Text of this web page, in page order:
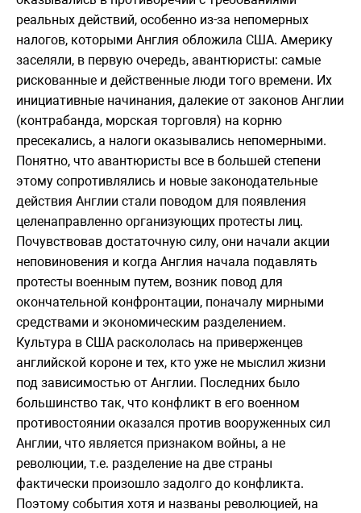
реальных действий, особенно из-за непомерных
налогов, которыми Англия обложила США. Америку
заселяли, в первую очередь, авантюристы: самые
рискованные и действенные люди того времени. Их
инициативные начинания, далекие от законов Англии
(контрабанда, морская торговля) на корню
пресекались, а налоги оказывались непомерными.
Понятно, что авантюристы все в большей степени
этому сопротивлялись и новые законодательные
действия Англии стали поводом для появления
целенаправленно организующих протесты лиц.
Почувствовав достаточную силу, они начали акции
неповиновения и когда Англия начала подавлять
протесты военным путем, возник повод для
окончательной конфронтации, поначалу мирными
средствами и экономическим разделением.
Культура в США раскололась на приверженцев
английской короне и тех, кто уже не мыслил жизни
под зависимостью от Англии. Последних было
большинство так, что конфликт в его военном
противостоянии оказался против вооруженных сил
Англии, что является признаком войны, а не
революции, т.е. разделение на две страны
фактически произошло задолго до конфликта.
Поэтому события хотя и названы революцией, на